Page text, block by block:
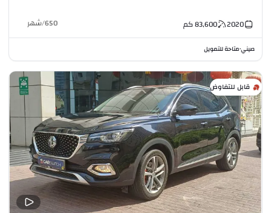
2020
83,600كم 650
/شهر
صيني•متاحة للتمويل
قابل للتفاوض